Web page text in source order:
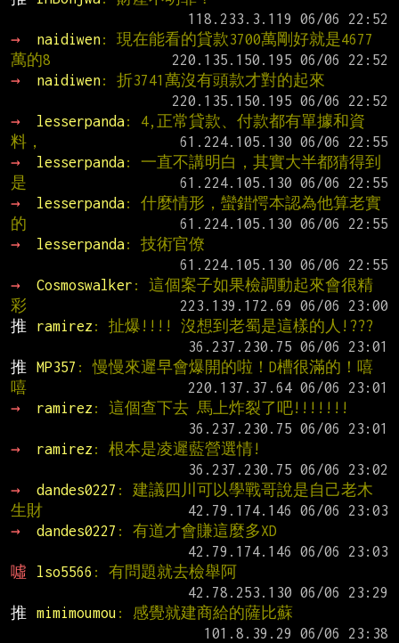
→
naidiwen: 現在能看的貸款3700萬剛好就是4677
萬的8
→
naidiwen: 折3741萬沒有頭款才對的起來
→
lesserpanda: 4,正常貸款、付款都有單據和資
料，
→
lesserpanda: 一直不講明白，其實大半都猜得到
是
→
lesserpanda: 什麼情形，蠻錯愕本認為他算老實
的
→
lesserpanda: 技術官僚
→
Cosmoswalker : 這個案子如果檢調動起來會很精
彩
推
ramirez : 扯爆!!!! 沒想到老蜀是這樣的人!???
推
MP357 : 慢慢來遲早會爆開的啦！D槽很滿的！嘻
嘻
→
ramirez : 這個查下去 馬上炸裂了吧!!!!!!!
→
ramirez : 根本是凌遲藍營選情!
→
dandes0227 : 建議四川可以學戰哥說是自己老木
生財
→
dandes0227 : 有道才會賺這麼多XD
噓
lso5566 : 有問題就去檢舉阿
推
mimimoumou : 感覺就建商給的薩比蘇